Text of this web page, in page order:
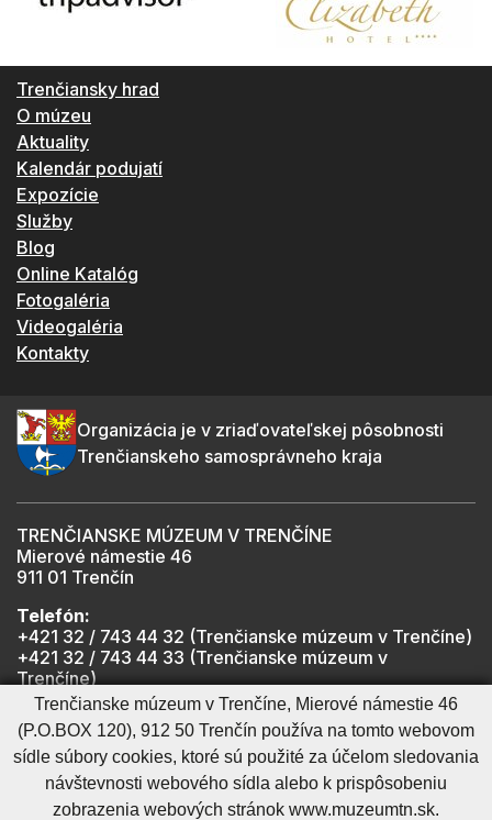
Trenčiansky hrad
O múzeu
Aktuality
Kalendár podujatí
Expozície
Služby
Blog
Online Katalóg
Fotogaléria
Videogaléria
Kontakty
Organizácia je v zriaďovateľskej pôsobnosti
Trenčianskeho samosprávneho kraja
TRENČIANSKE MÚZEUM V TRENČÍNE
Mierové námestie 46
911 01 Trenčín
Telefón:
+421 32 / 743 44 32 (Trenčianske múzeum v Trenčíne)
+421 32 / 743 44 33 (Trenčianske múzeum v
Trenčíne)
+421 901 918 825 (Trenčiansky hrad - informátor -
počas otváracích hodín hradu)
Mapa stránkyRSSCookies nastavenieOchrana osobných údajov
Cookies - viac informáciíVyhlásenie o prístupnosti
Trenčianske múzeum v Trenčíne, Mierové námestie 46
(P.O.BOX 120), 912 50 Trenčín používa na tomto webovom
sídle súbory cookies, ktoré sú použité za účelom sledovania
návštevnosti webového sídla alebo k prispôsobeniu
zobrazenia webových stránok www.muzeumtn.sk.